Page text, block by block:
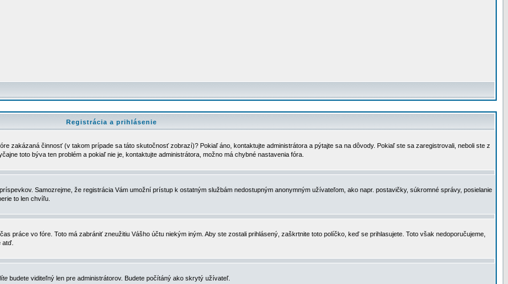
Registrácia a prihlásenie
zakázaná činnosť (v takom prípade sa táto skutočnosť zobrazí)? Pokiaľ áno, kontaktujte administrátora a pýtajte sa na dôvody. Pokiaľ ste sa zaregistrovali, neboli ste z
toto býva ten problém a pokiaľ nie je, kontaktujte administrátora, možno má chybné nastavenia fóra.
Samozrejme, že registrácia Vám umožní prístup k ostatným službám nedostupným anonymným užívateľom, ako napr. postavičky, súkromné správy, posielanie
to len chvíľu.
práce vo fóre. Toto má zabrániť zneužitiu Vášho účtu niekým iným. Aby ste zostali prihlásený, zaškrtnite toto políčko, keď se prihlasujete. Toto však nedoporučujeme,
budete viditeľný len pre administrátorov. Budete počítáný ako skrytý užívateľ.